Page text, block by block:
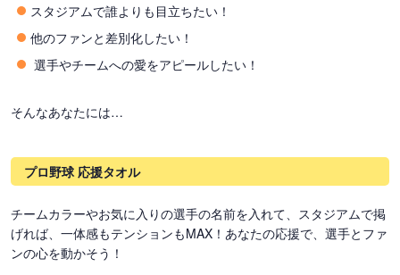
スタジアムで誰よりも目立ちたい！
他のファンと差別化したい！
選手やチームへの愛をアピールしたい！
そんなあなたには…
プロ野球 応援タオル
チームカラーやお気に入りの選手の名前を入れて、スタジアムで掲
げれば、一体感もテンションもMAX！あなたの応援で、選手とファ
ンの心を動かそう！